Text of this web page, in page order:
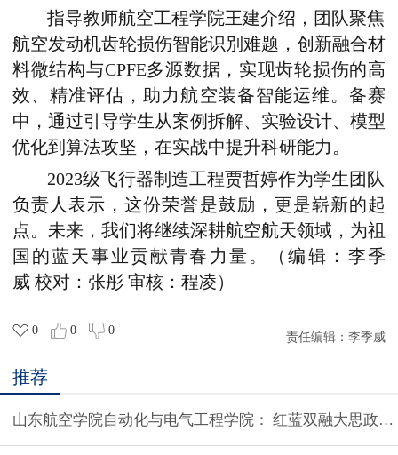
指导教师航空工程学院王建介绍，团队聚焦
航空发动机齿轮损伤智能识别难题，创新融合材
料微结构与CPFE多源数据，实现齿轮损伤的高
效、精准评估，助力航空装备智能运维。备赛
中，通过引导学生从案例拆解、实验设计、模型
优化到算法攻坚，在实战中提升科研能力。
2023级飞行器制造工程贾哲婷作为学生团队
负责人表示，这份荣誉是鼓励，更是崭新的起
点。未来，我们将继续深耕航空航天领域，为祖
国的蓝天事业贡献青春力量。
（编辑：李季
威 校对：张彤 审核：程凌）
0 0 0
责任编辑： 李季威
推荐
山东航空学院自动化与电气工程学院